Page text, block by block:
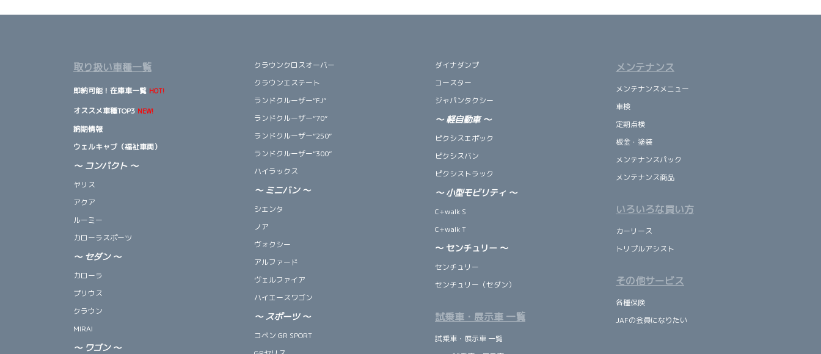
取り扱い車種一覧
即納可能！在庫車一覧 HOT!
オススメ車種TOP3 NEW!
納期情報
ウェルキャブ（福祉車両）
～ コンパクト ～
ヤリス
アクア
ルーミー
カローラスポーツ
～ セダン ～
カローラ
プリウス
クラウン
MIRAI
～ ワゴン ～
クラウンクロスオーバー
クラウンエステート
ランドクルーザー“FJ”
ランドクルーザー“70”
ランドクルーザー“250”
ランドクルーザー“300”
ハイラックス
～ ミニバン ～
シエンタ
ノア
ヴォクシー
アルファード
ヴェルファイア
ハイエースワゴン
～ スポーツ ～
コペン GR SPORT
ダイナダンプ
コースター
ジャパンタクシー
～ 軽自動車～
ピクシスエポック
ピクシスバン
ピクシストラック
～ 小型モビリティ ～
C+walk S
C+walk T
～ センチュリー ～
センチュリー
センチュリー（セダン）
試乗車・展示車 一覧
試乗車・展示車 一覧
メンテナンス
メンテナンスメニュー
車検
定期点検
板金・塗装
メンテナンスパック
メンテナンス商品
いろいろな買い方
カーリース
トリプルアシスト
その他サービス
各種保険
JAFの会員になりたい